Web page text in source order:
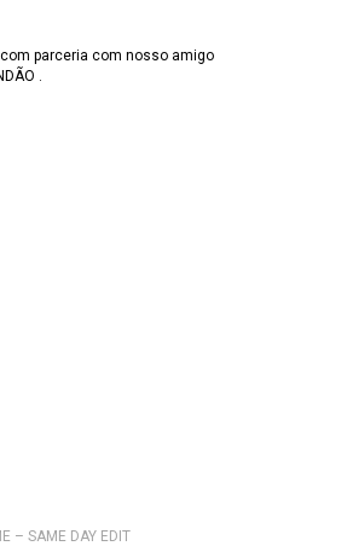
parceria com nosso amigo
.
– SAME DAY EDIT